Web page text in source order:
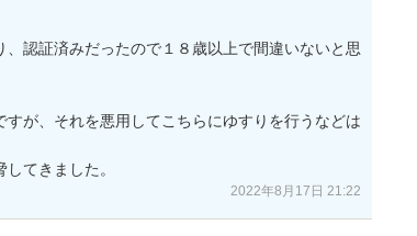
認証済みだったので１８歳以上で間違いないと思
が、それを悪用してこちらにゆすりを行うなどは
てきました。
2022年8月17日 21:22